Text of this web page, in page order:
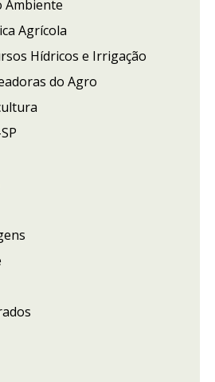
Ambiente
Agrícola
Hídricos e Irrigação
do Agro